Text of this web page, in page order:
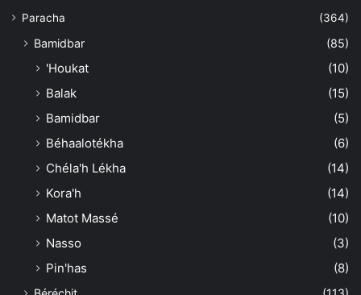
Paracha
(364)
Bamidbar (85)
'Houkat
(10)
Balak
(15)
Bamidbar
(5)
Béhaalotékha
(6)
Chéla'h Lékha
(14)
Kora'h
(14)
Matot Massé
(10)
Nasso
(3)
Pin'has
(8)